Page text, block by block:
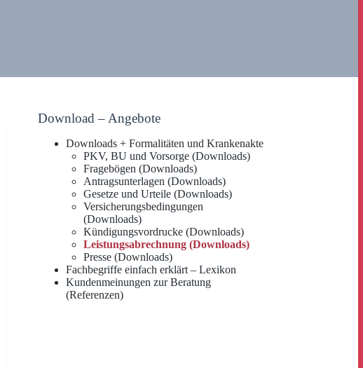
Download – Angebote
Downloads + Formalitäten und Krankenakte
PKV, BU und Vorsorge (Downloads)
Fragebögen (Downloads)
Antragsunterlagen (Downloads)
Gesetze und Urteile (Downloads)
Versicherungsbedingungen
(Downloads)
Kündigungsvordrucke (Downloads)
Leistungsabrechnung (Downloads)
Presse (Downloads)
Fachbegriffe einfach erklärt – Lexikon
Kundenmeinungen zur Beratung
(Referenzen)